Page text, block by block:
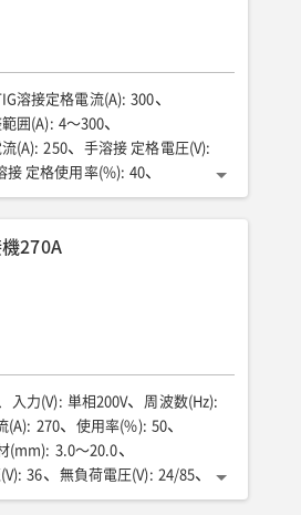
溶接定格電流(A): 300
囲(A): 4〜300
(A): 250 手溶接 定格電圧(V):
接 定格使用率(%): 40
出力 周波数(Hz): 50/60
圧(V): 100 燃料/タンク容量(L):
全高(mm)
270A
入力(V): 単相200V 周波数(Hz):
(A): 270 使用率(%): 50
(mm): 3.0〜20.0
: 36 無負荷電圧(V): 24/85
(mm): 215 全高(mm): 280